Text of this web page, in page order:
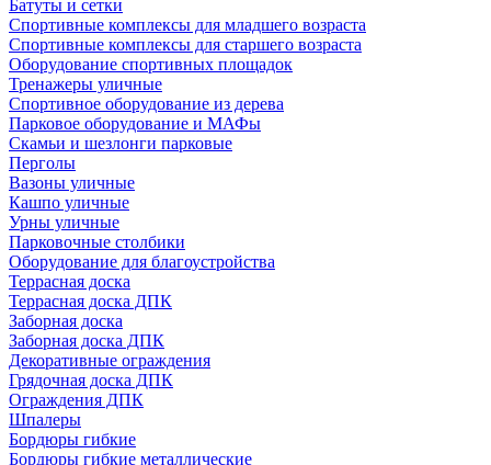
Батуты и сетки
Спортивные комплексы для младшего возраста
Спортивные комплексы для старшего возраста
Оборудование спортивных площадок
Тренажеры уличные
Спортивное оборудование из дерева
Парковое оборудование и МАФы
Скамьи и шезлонги парковые
Перголы
Вазоны уличные
Кашпо уличные
Урны уличные
Парковочные столбики
Оборудование для благоустройства
Террасная доска
Террасная доска ДПК
Заборная доска
Заборная доска ДПК
Декоративные ограждения
Грядочная доска ДПК
Ограждения ДПК
Шпалеры
Бордюры гибкие
Бордюры гибкие металлические